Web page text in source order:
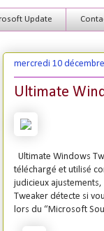
Update
mercredi 10
Ultimate
Ultimate Windows
téléchargé et utilisé
judicieux
Tweaker détecte si
lors du “Microsoft